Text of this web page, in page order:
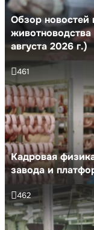
Обзор новостей
августа 2026 г.)
Кадровая
завода и
461
462